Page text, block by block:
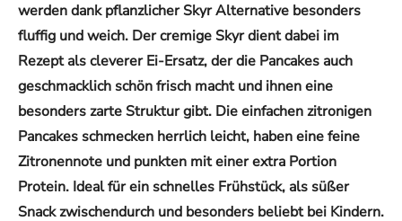
werden dank pflanzlicher Skyr Alternative besonders
fluffig und weich. Der cremige Skyr dient dabei im
Rezept als cleverer Ei-Ersatz, der die Pancakes auch
geschmacklich schön frisch macht und ihnen eine
besonders zarte Struktur gibt. Die einfachen zitronigen
Pancakes schmecken herrlich leicht, haben eine feine
Zitronennote und punkten mit einer extra Portion
Protein. Ideal für ein schnelles Frühstück, als süßer
Snack zwischendurch und besonders beliebt bei Kindern.